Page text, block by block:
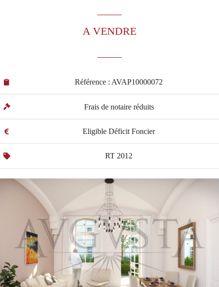
A VENDRE
Référence : AVAP10000072
Frais de notaire réduits
Eligible Déficit Foncier
RT 2012